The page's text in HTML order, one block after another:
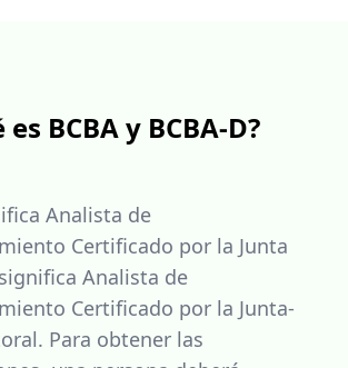
es BCBA y BCBA-D?
Analista de
Certificado por la Junta
Analista de
Certificado por la Junta-
Para obtener las